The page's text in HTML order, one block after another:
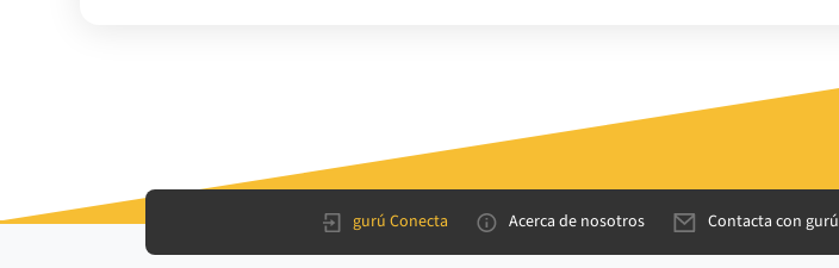
gurú Conecta Acerca de nosotros Contacta con gurú